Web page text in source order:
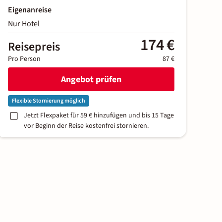
Eigenanreise
Nur Hotel
Reisepreis 174 €
Pro Person 87 €
Angebot prüfen
Flexible Stornierung möglich
Jetzt Flexpaket für 59 € hinzufügen und bis 15 Tage
vor Beginn der Reise kostenfrei stornieren.